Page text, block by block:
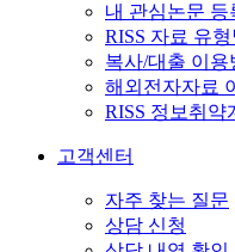
내 관심논문 등
RISS 자료 유
복사/대출 이용
해외전자자료
RISS 정보취약
고객센터
자주 찾는 질문
상담 신청